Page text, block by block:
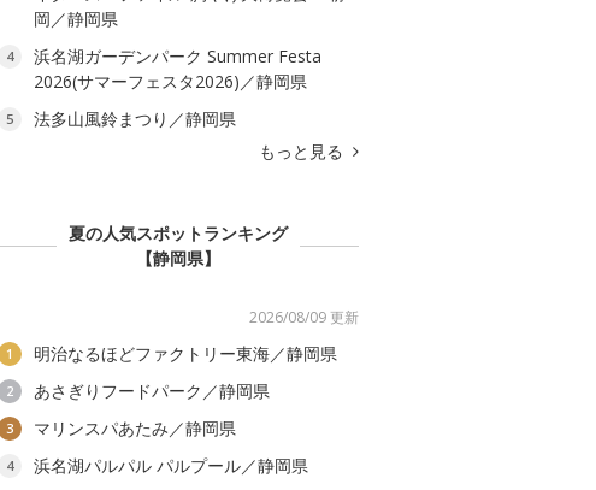
岡／静岡県
4
浜名湖ガーデンパーク Summer Festa
2026(サマーフェスタ2026)／静岡県
5
法多山風鈴まつり／静岡県
もっと見る
夏の人気スポットランキング
【静岡県】
2026/08/09 更新
1 明治なるほどファクトリー東海／静岡県
2 あさぎりフードパーク／静岡県
3 マリンスパあたみ／静岡県
4 浜名湖パルパル パルプール／静岡県